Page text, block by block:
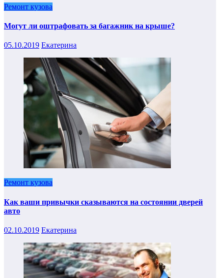
Ремонт кузова
Могут ли оштрафовать за багажник на крыше?
05.10.2019 Екатерина
Ремонт кузова
Как ваши привычки сказываются на состоянии дверей
авто
02.10.2019 Екатерина